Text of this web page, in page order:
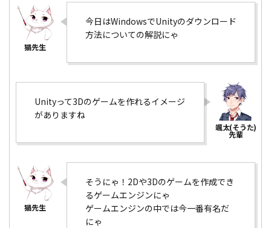
今日はWindowsでUnityのダウンロード
方法についての解説にゃ
Unityって3Dのゲームを作れるイメージ
がありますね
そうにゃ！2Dや3Dのゲームを作成でき
るゲームエンジンにゃ
ゲームエンジンの中では今一番有名だ
にゃ